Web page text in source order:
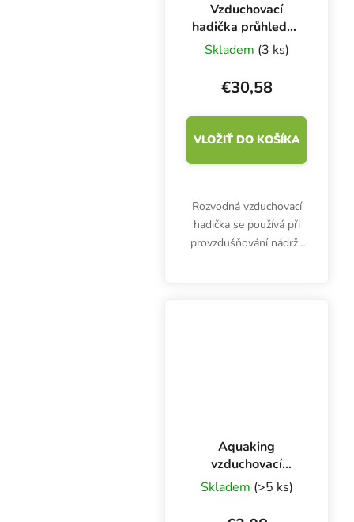
Vzduchovací
hadička průhledná
4/6 mm, role 100
Skladem (3 ks)
€30,58
VLOŽIŤ DO KOŠÍKA
Rozvodná vzduchovací
hadička se používá při
provzdušňování nádrže
Aquaking
vzduchovací
kámen golfový
míček, ⌀ 50 mm
Skladem (>5 ks)